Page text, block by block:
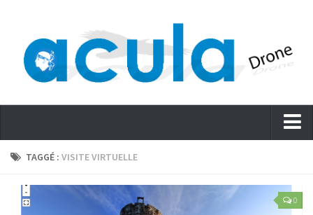
Accueil
Services
TAGGÉ : VISITE VIRTUELLE
0